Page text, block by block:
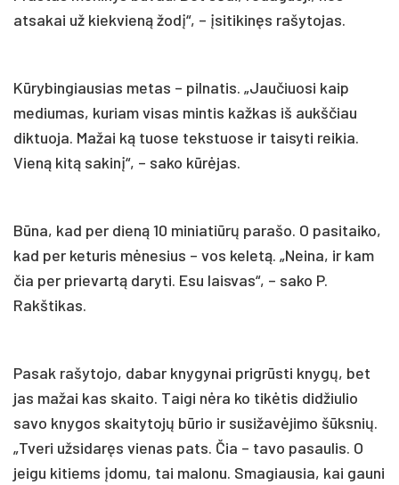
atsakai už kiekvieną žodį“, – įsitikinęs rašytojas.
Kūrybingiausias metas – pilnatis. „Jaučiuosi kaip
mediumas, kuriam visas mintis kažkas iš aukščiau
diktuoja. Mažai ką tuose tekstuose ir taisyti reikia.
Vieną kitą sakinį“, – sako kūrėjas.
Būna, kad per dieną 10 miniatiūrų parašo. O pasitaiko,
kad per keturis mėnesius – vos keletą. „Neina, ir kam
čia per prievartą daryti. Esu laisvas“, – sako P.
Rakštikas.
Pasak rašytojo, dabar knygynai prigrūsti knygų, bet
jas mažai kas skaito. Taigi nėra ko tikėtis didžiulio
savo knygos skaitytojų būrio ir susižavėjimo šūksnių.
„Tveri užsidaręs vienas pats. Čia – tavo pasaulis. O
jeigu kitiems įdomu, tai malonu. Smagiausia, kai gauni